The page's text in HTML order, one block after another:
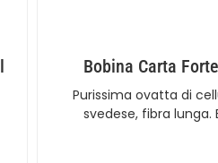
Bobina Carta
Purissima ovatta di
svedese, fibra lunga.